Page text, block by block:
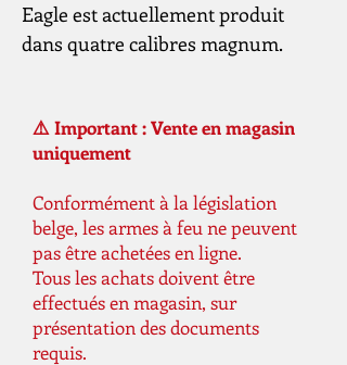
Eagle est actuellement produit
dans quatre calibres magnum.
⚠️ Important : Vente en magasin
uniquement
Conformément à la législation
belge, les armes à feu ne peuvent
pas être achetées en ligne.
Tous les achats doivent être
effectués en magasin, sur
présentation des documents
requis.